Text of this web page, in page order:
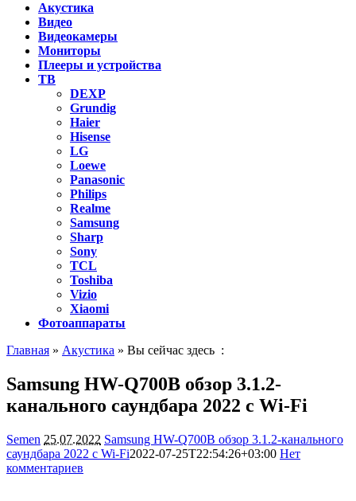
Акустика
Видео
Видеокамеры
Мониторы
Плееры и устройства
ТВ
DEXP
Grundig
Haier
Hisense
LG
Loewe
Panasonic
Philips
Realme
Samsung
Sharp
Sony
TCL
Toshiba
Vizio
Xiaomi
Фотоаппараты
Главная » Акустика » Вы сейчас здесь :
Samsung HW-Q700B обзор 3.1.2-
канального саундбара 2022 с Wi-Fi
Semen 25.07.2022 Samsung HW-Q700B обзор 3.1.2-канального
саундбара 2022 с Wi-Fi2022-07-25T22:54:26+03:00 Нет
комментариев